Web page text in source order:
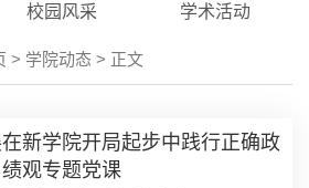
校园风采 学术活动
> 学院动态 > 正文
新学院开局起步中践行正确政
绩观专题党课